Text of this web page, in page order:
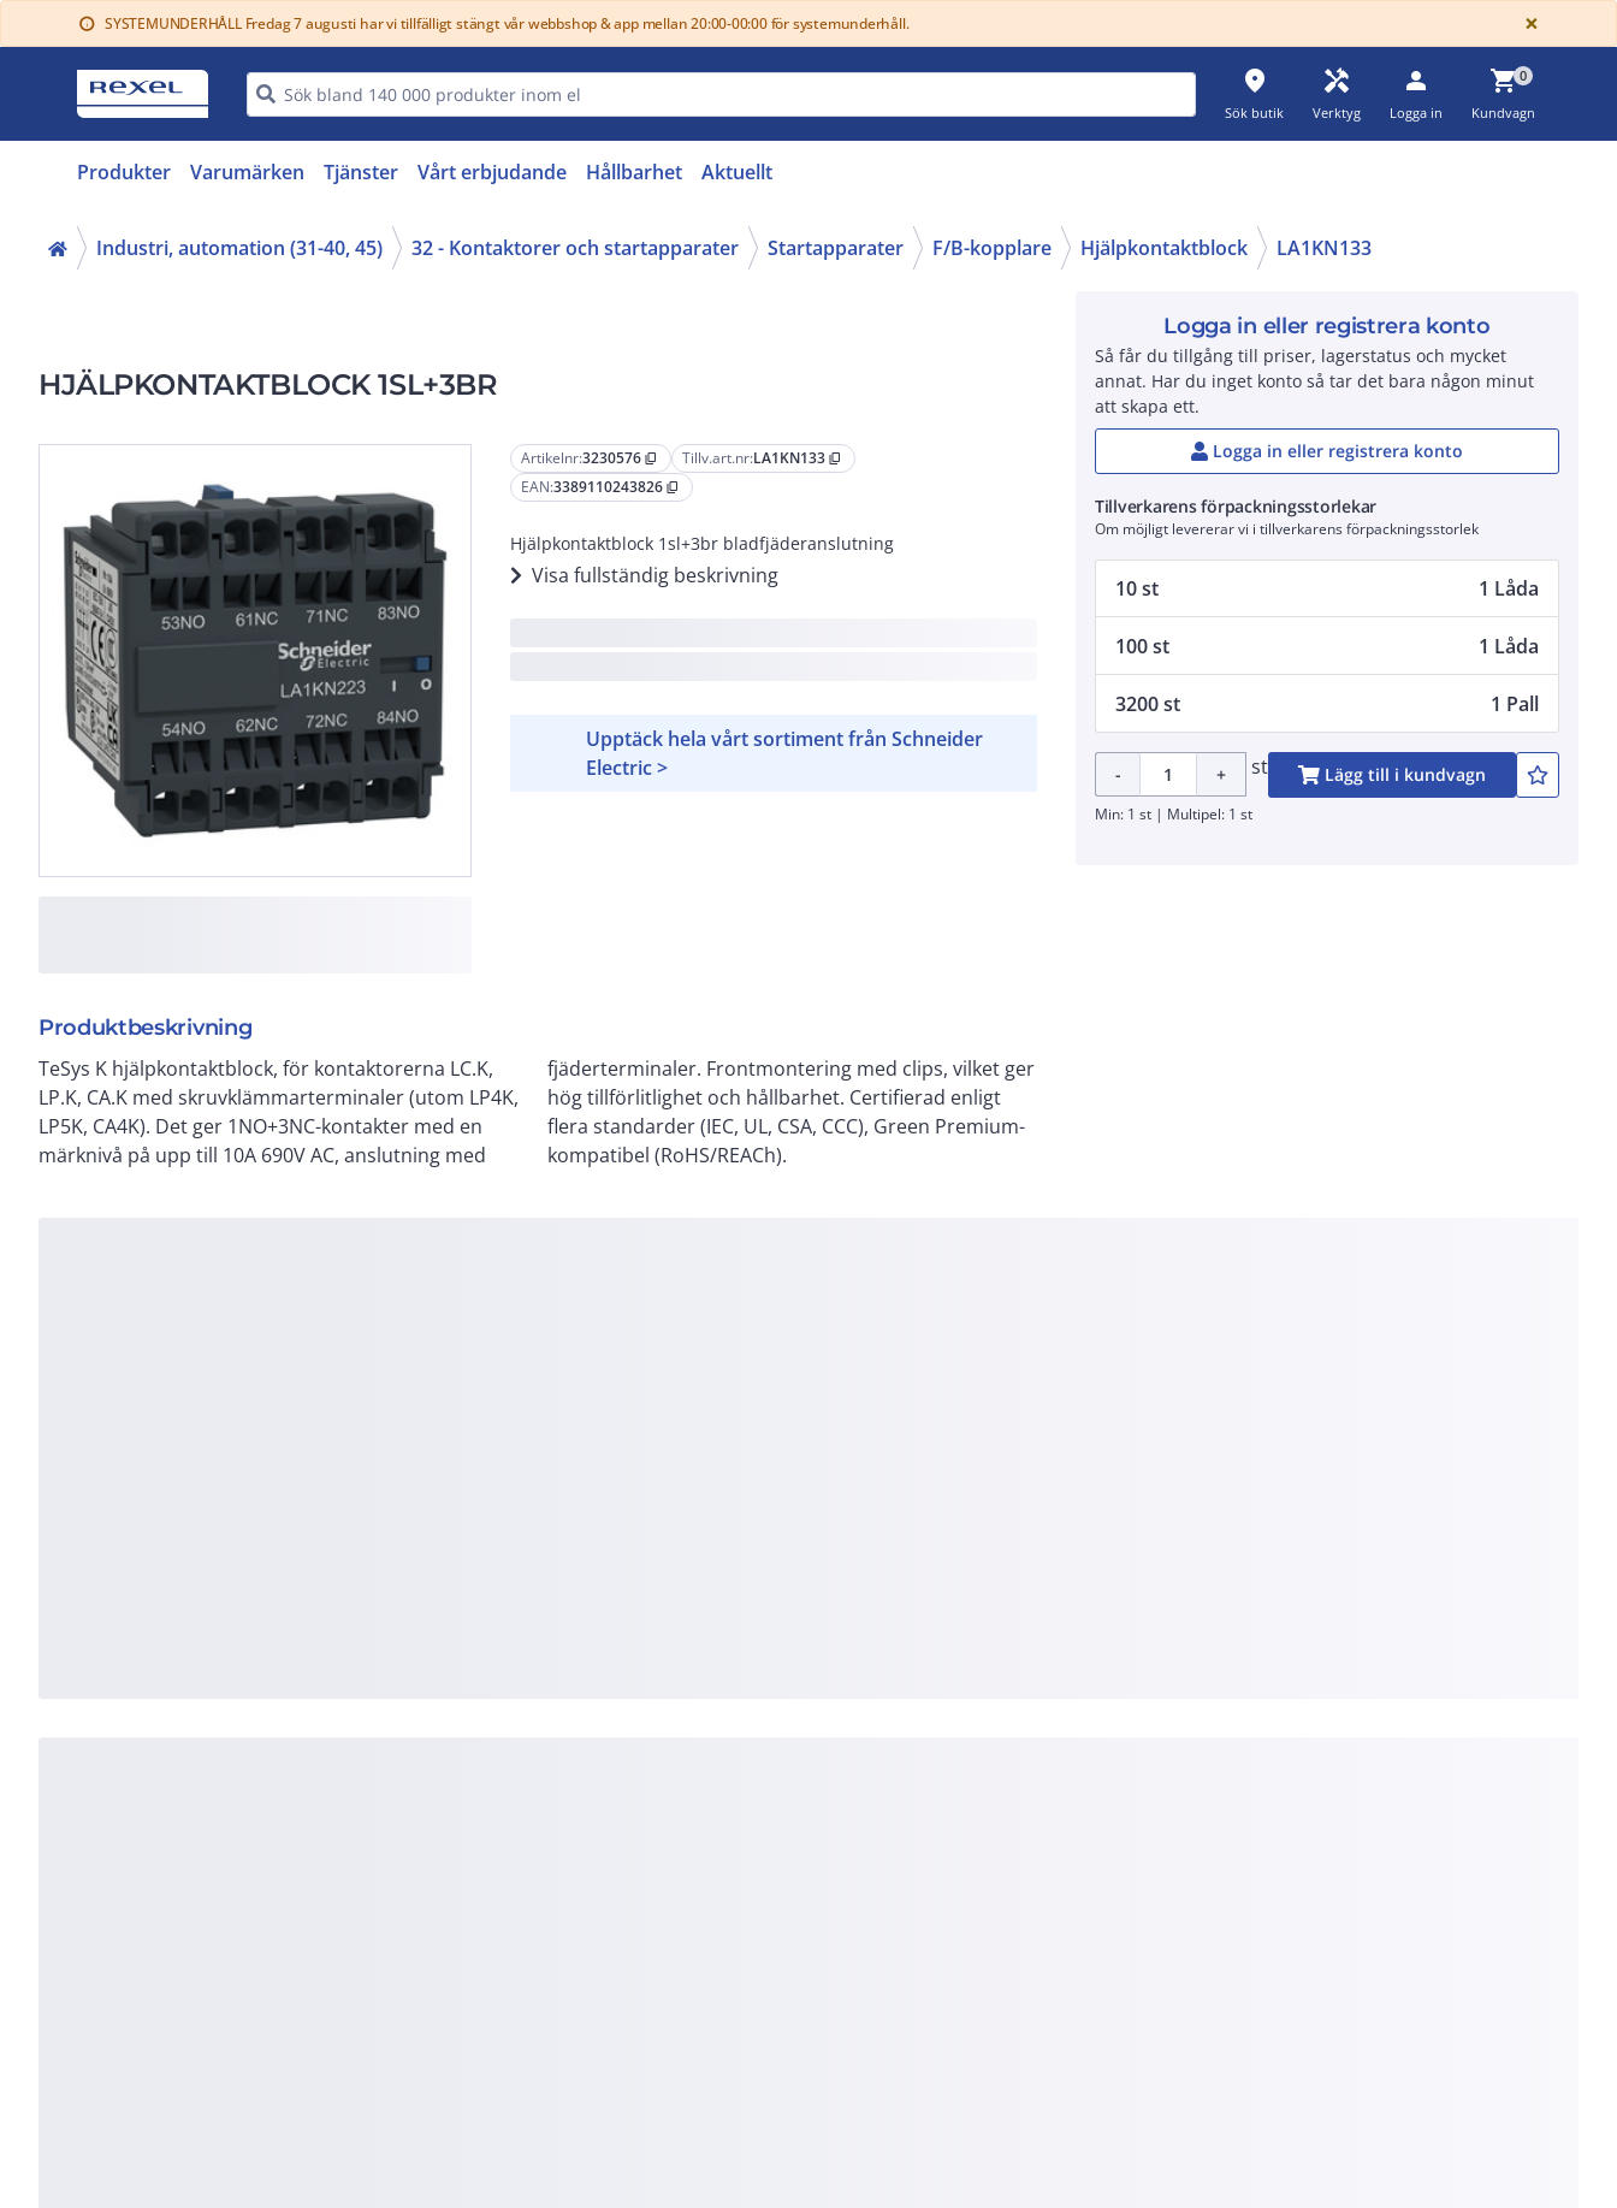
info SYSTEMUNDERHÅLL Fredag 7 augusti har vi tillfälligt stängt vår webbshop & app mellan 20:00-00:00 för systemunderhåll. ×
place
Sök butik
handyman
Verktyg
person
Logga in
shopping_cart0
Kundvagn
Produkter Varumärken Tjänster Vårt erbjudande Hållbarhet Aktuellt
Industri, automation (31-40, 45) 32 - Kontaktorer och startapparater Startapparater F/B-kopplare Hjälpkontaktblock LA1KN133
HJÄLPKONTAKTBLOCK 1SL+3BR
Artikelnr:3230576 content_copy Tillv.art.nr:LA1KN133 content_copy
EAN:3389110243826 content_copy
Hjälpkontaktblock 1sl+3br bladfjäderanslutning
Visa fullständig beskrivning
Upptäck hela vårt sortiment från Schneider
Electric >
Produktbeskrivning
TeSys K hjälpkontaktblock, för kontaktorerna LC.K,
LP.K, CA.K med skruvklämmarterminaler (utom LP4K,
LP5K, CA4K). Det ger 1NO+3NC-kontakter med en
märknivå på upp till 10A 690V AC, anslutning med
fjäderterminaler. Frontmontering med clips, vilket ger
hög tillförlitlighet och hållbarhet. Certifierad enligt
flera standarder (IEC, UL, CSA, CCC), Green Premium-
kompatibel (RoHS/REACh).
Logga in eller registrera konto
Så får du tillgång till priser, lagerstatus och mycket
annat. Har du inget konto så tar det bara någon minut
att skapa ett.
Logga in eller registrera konto
Tillverkarens förpackningsstorlekar
Om möjligt levererar vi i tillverkarens förpackningsstorlek
10 st 1 Låda
100 st 1 Låda
3200 st 1 Pall
- + st Lägg till i kundvagn
Min: 1 st | Multipel: 1 st